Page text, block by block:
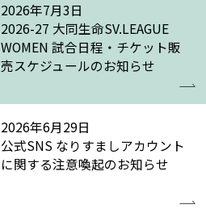
2026年7月3日
2026-27 大同生命SV.LEAGUE
WOMEN 試合日程・チケット販
売スケジュールのお知らせ
2026年6月29日
公式SNS なりすましアカウント
に関する注意喚起のお知らせ